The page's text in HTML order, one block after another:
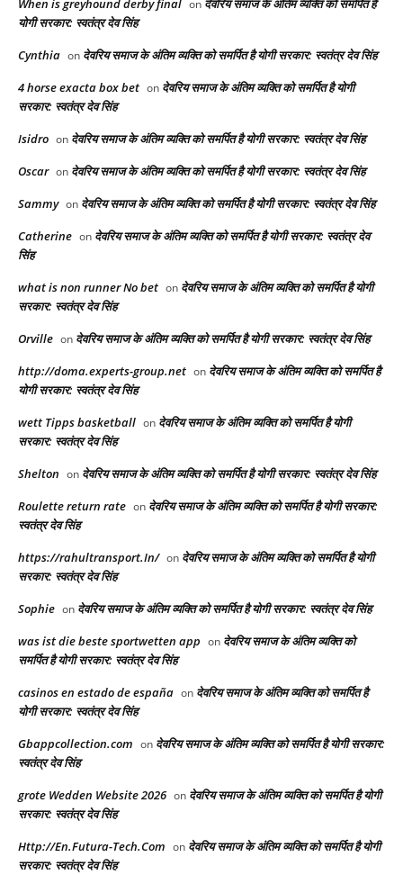
When is greyhound derby final​ on देवरिय समाज के अंतिम व्यक्ति को समर्पित है
योगी सरकार: स्वतंत्र देव सिंह
Cynthia on देवरिय समाज के अंतिम व्यक्ति को समर्पित है योगी सरकार: स्वतंत्र देव सिंह
4 horse exacta box bet​ on देवरिय समाज के अंतिम व्यक्ति को समर्पित है योगी
सरकार: स्वतंत्र देव सिंह
Isidro on देवरिय समाज के अंतिम व्यक्ति को समर्पित है योगी सरकार: स्वतंत्र देव सिंह
Oscar on देवरिय समाज के अंतिम व्यक्ति को समर्पित है योगी सरकार: स्वतंत्र देव सिंह
Sammy on देवरिय समाज के अंतिम व्यक्ति को समर्पित है योगी सरकार: स्वतंत्र देव सिंह
Catherine on देवरिय समाज के अंतिम व्यक्ति को समर्पित है योगी सरकार: स्वतंत्र देव
सिंह
what is non runner No bet​ on देवरिय समाज के अंतिम व्यक्ति को समर्पित है योगी
सरकार: स्वतंत्र देव सिंह
Orville on देवरिय समाज के अंतिम व्यक्ति को समर्पित है योगी सरकार: स्वतंत्र देव सिंह
http://doma.experts-group.net on देवरिय समाज के अंतिम व्यक्ति को समर्पित है
योगी सरकार: स्वतंत्र देव सिंह
wett Tipps basketball on देवरिय समाज के अंतिम व्यक्ति को समर्पित है योगी
सरकार: स्वतंत्र देव सिंह
Shelton on देवरिय समाज के अंतिम व्यक्ति को समर्पित है योगी सरकार: स्वतंत्र देव सिंह
Roulette return rate on देवरिय समाज के अंतिम व्यक्ति को समर्पित है योगी सरकार:
स्वतंत्र देव सिंह
https://rahultransport.In/ on देवरिय समाज के अंतिम व्यक्ति को समर्पित है योगी
सरकार: स्वतंत्र देव सिंह
Sophie on देवरिय समाज के अंतिम व्यक्ति को समर्पित है योगी सरकार: स्वतंत्र देव सिंह
was ist die beste sportwetten app on देवरिय समाज के अंतिम व्यक्ति को
समर्पित है योगी सरकार: स्वतंत्र देव सिंह
casinos en estado de españa on देवरिय समाज के अंतिम व्यक्ति को समर्पित है
योगी सरकार: स्वतंत्र देव सिंह
Gbappcollection.com on देवरिय समाज के अंतिम व्यक्ति को समर्पित है योगी सरकार:
स्वतंत्र देव सिंह
grote Wedden Website 2026 on देवरिय समाज के अंतिम व्यक्ति को समर्पित है योगी
सरकार: स्वतंत्र देव सिंह
Http://En.Futura-Tech.Com on देवरिय समाज के अंतिम व्यक्ति को समर्पित है योगी
सरकार: स्वतंत्र देव सिंह